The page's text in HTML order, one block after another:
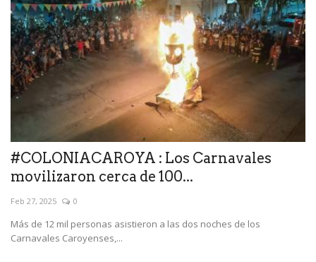
#COLONIACAROYA : Los Carnavales
movilizaron cerca de 100...
Feb 27, 2025 0
Más de 12 mil personas asistieron a las dos noches de los
Carnavales Caroyenses,...